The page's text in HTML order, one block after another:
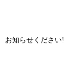
お知らせください!